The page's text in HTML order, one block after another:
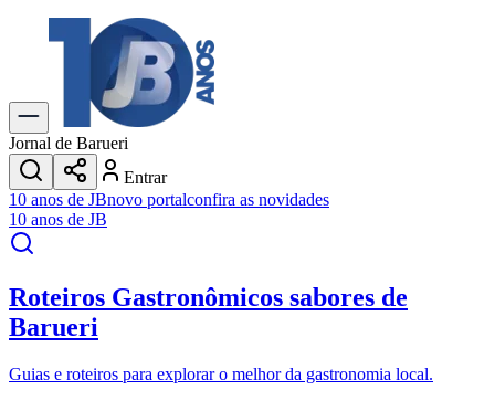
Explore Tudo
Últimas Notícias
Previsão do Tempo
Trânsito e Rotas
Dia a Dia & Lazer
Transportes
Gastronomia
Cinema & Shows
JogosNovo
Para Sua Empresa
Anuncie no Portal
Cadastrar Empresa
Divulgar Vagas
Jornal de Barueri
Entrar
10 anos de JBnovo portalconfira as novidades
10 anos de JB
Roteiros Gastronômicos sabores de
Barueri
Guias e roteiros para explorar o melhor da gastronomia local.